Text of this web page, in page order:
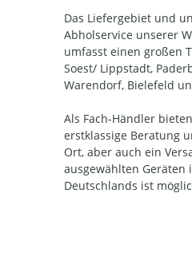
Das Liefergebiet und
Abholservice unserer
umfasst einen großen
Soest/ Lippstadt,
Warendorf, Bielefeld
Als Fach-Händler
erstklassige Beratung
Ort, aber auch ein
ausgewählten Geräten
Deutschlands ist